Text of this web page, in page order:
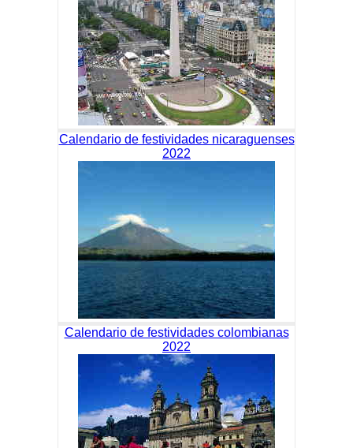
Calendario de festividades nicaraguenses
2022
Calendario de festividades colombianas
2022